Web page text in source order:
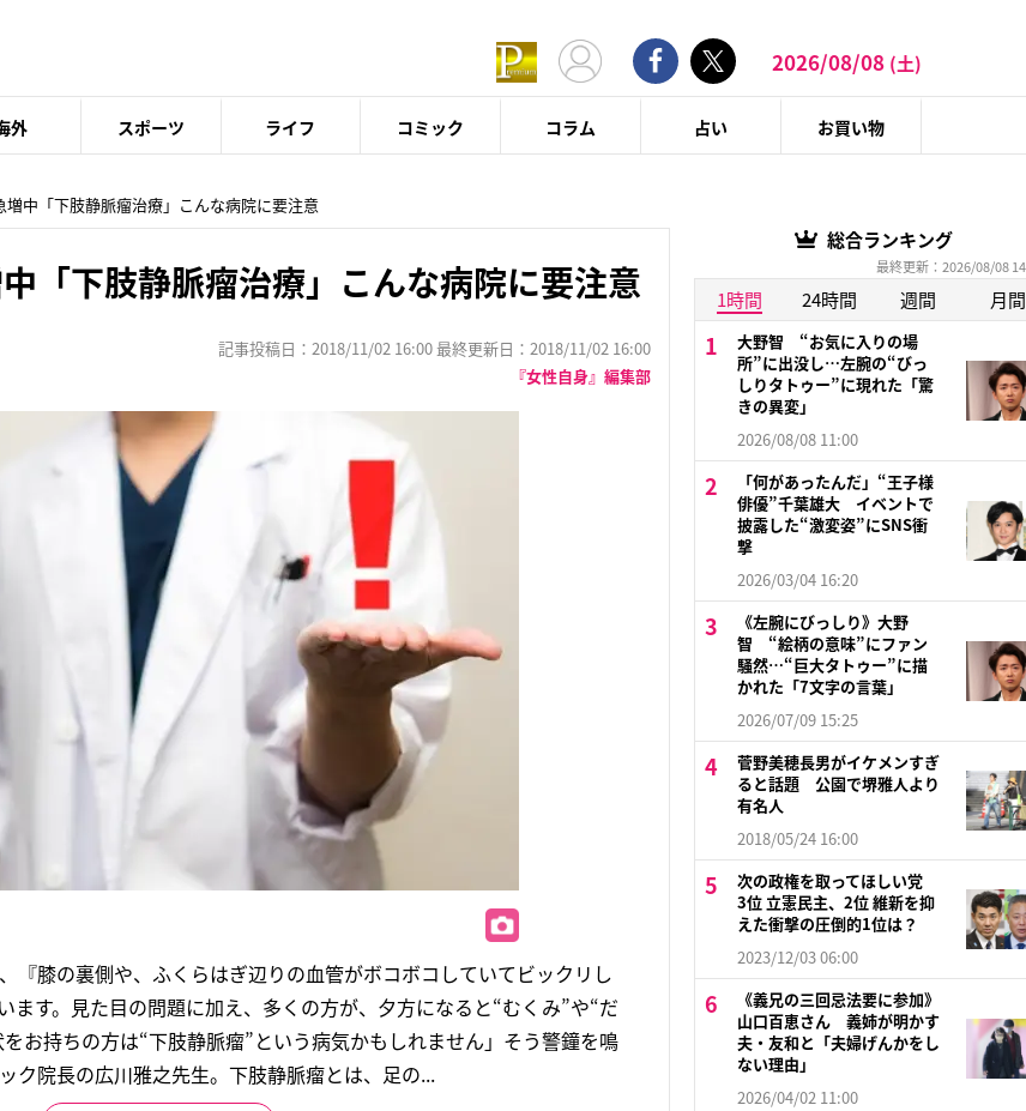
2026/08/08 (土)
外 スポーツ ライフ コミック コラム 占い お買い物
増中「下肢静脈瘤治療」こんな病院に要注意
「下肢静脈瘤治療」こんな病院に要注意
記事投稿日：2018/11/02 16:00 最終更新日：2018/11/02 16:00
『女性自身』編集部
『膝の裏側や、ふくらはぎ辺りの血管がボコボコしていてビックリし
ます。見た目の問題に加え、多くの方が、夕方になると“むくみ”や“だ
お持ちの方は“下肢静脈瘤”という病気かもしれません」そう警鐘を鳴
ク院長の広川雅之先生。下肢静脈瘤とは、足の...
総合ランキング
最終更新：2026/08/08
1時間 24時間 週間 月間
大野智 “お気に入りの場
所”に出没し…左腕の“びっ
しりタトゥー”に現れた「驚
きの異変」
2026/08/08 11:00
「何があったんだ」“王子様
俳優”千葉雄大 イベントで
披露した“激変姿”にSNS衝
撃
2026/03/04 16:20
《左腕にびっしり》大野
智 “絵柄の意味”にファン
騒然…“巨大タトゥー”に描
かれた「7文字の言葉」
2026/07/09 15:25
菅野美穂長男がイケメンすぎ
ると話題 公園で堺雅人より
有名人
2018/05/24 16:00
次の政権を取ってほしい党
3位 立憲民主、2位 維新を抑
えた衝撃の圧倒的1位は？
2023/12/03 06:00
《義兄の三回忌法要に参加》
山口百恵さん 義姉が明かす
夫・友和と「夫婦げんかをし
ない理由」
2026/04/02 11:00